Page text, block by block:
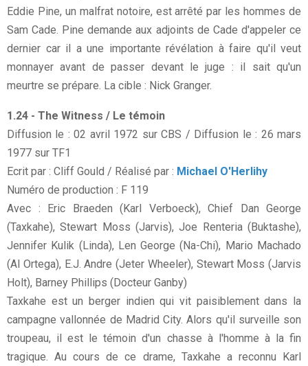
Eddie Pine, un malfrat notoire, est arrêté par les hommes de
Sam Cade. Pine demande aux adjoints de Cade d'appeler ce
dernier car il a une importante révélation à faire qu'il veut
monnayer avant de passer devant le juge : il sait qu'un
meurtre se prépare. La cible : Nick Granger.
1.24 - The Witness / Le témoin
Diffusion le : 02 avril 1972 sur CBS / Diffusion le : 26 mars
1977 sur TF1
Ecrit par : Cliff Gould / Réalisé par : Michael O'Herlihy
Numéro de production : F 119
Avec : Eric Braeden (Karl Verboeck), Chief Dan George
(Taxkahe), Stewart Moss (Jarvis), Joe Renteria (Buktashe),
Jennifer Kulik (Linda), Len George (Na-Chi), Mario Machado
(Al Ortega), E.J. Andre (Jeter Wheeler), Stewart Moss (Jarvis
Holt), Barney Phillips (Docteur Ganby)
Taxkahe est un berger indien qui vit paisiblement dans la
campagne vallonnée de Madrid City. Alors qu'il surveille son
troupeau, il est le témoin d'un chasse à l'homme à la fin
tragique. Au cours de ce drame, Taxkahe a reconnu Karl